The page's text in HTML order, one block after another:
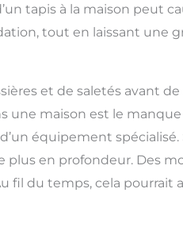
tapis à la maison peut
tout en laissant une
et de saletés avant
maison est le manque
équipement
plus en profondeur. Des
fil du temps, cela